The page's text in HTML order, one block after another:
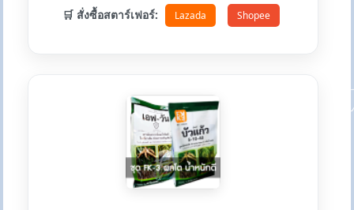
🛒 สั่งซื้อสตาร์เฟอร์: Lazada Shopee